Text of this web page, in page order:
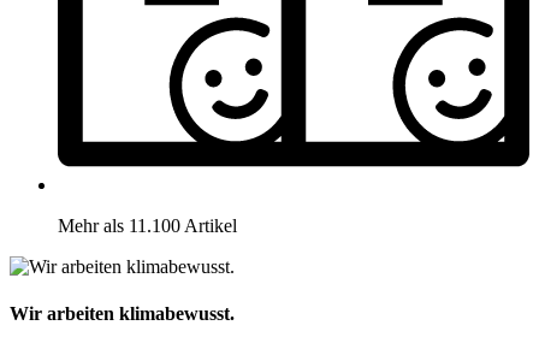
Mehr als 11.100 Artikel
Wir arbeiten klimabewusst.